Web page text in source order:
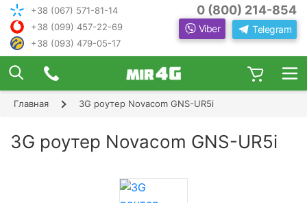
+38 (067) 571-81-14
+38 (099) 457-22-69
+38 (093) 479-05-17
0 (800) 214-854
Viber Telegram
Главная 3G роутер Novacom GNS-UR5i
3G роутер Novacom GNS-UR5i
ПОДОБРАТЬ ИНТЕРНЕТ С ИН
ЖЕНЕРОМ-
КОНСУЛЬТАНТОМ
Чтобы выбрать лучшего оператора и
оборудование, ответьте, пожалуйста, на
следую
щие вопросы:
В каком населенном пункте Вы хотите
пользоваться Интернетом?
×